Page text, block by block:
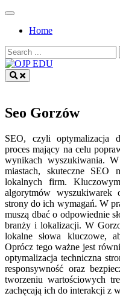
Skip
contentHome
Search
for:
Seo Gorzów
SEO, czyli optymalizacja
proces mający na celu
wynikach wyszukiwania.
miastach, skuteczne SEO
lokalnych firm.
algorytmów wyszukiwarek
strony do ich wymagań. W
muszą dbać o odpowiednie
branży i lokalizacji. W
lokalne słowa kluczowe,
Oprócz tego ważne jest
optymalizacja techniczna
responsywność oraz
tworzeniu wartościowych
zachęcają ich do interakcji z